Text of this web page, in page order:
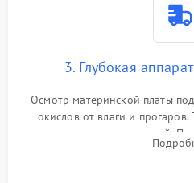
3. Глубокая
Осмотр материнской платы
окислов от влаги и
дежурных напряжений.
мультиконтроллера,